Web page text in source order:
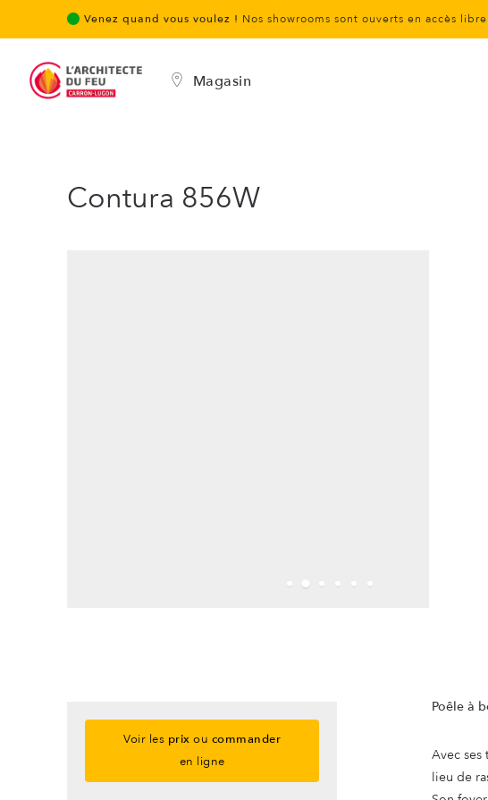
Venez quand vous voulez ! Nos showrooms sont ouverts en accès
Magasin
Contura 856W
Voir les prix ou commander
en ligne
Poêle à
Avec
lieu de